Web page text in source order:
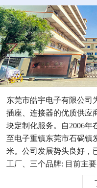
东莞市皓宇电子有限公司
插座、连接器的优质供应
块定制化服务。自2006年
至电子重镇东莞市石碣镇
米。公司发展势头良好，
工厂、三个品牌: 目前主要